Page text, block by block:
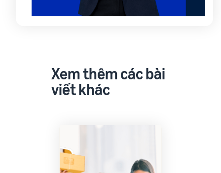
Xem thêm các bài
viết khác